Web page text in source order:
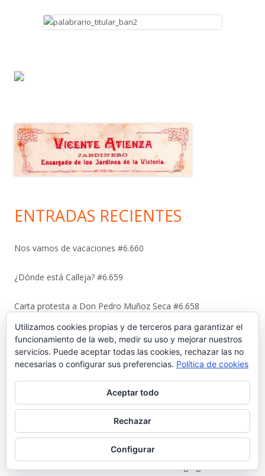
ENTRADAS RECIENTES
Nos vamos de vacaciones #6.660
¿Dónde está Calleja? #6.659
Carta protesta a Don Pedro Muñoz Seca #6.658
El antiguo campo del Racing y la iniciativa solidaria de Elías
Ahuja #6.657
Sebastián Gómez Sánchez, ‘Tani’. El frutero que ayudó a
sacar adelante a once hermanos #6.656
La viñeta de Alberto Castrelo. Se hacen fiestas a domicilio
#6.655
Utilizamos cookies propias y de terceros para garantizar el
funcionamiento de la web, medir su uso y mejorar nuestros
servicios. Puede aceptar todas las cookies, rechazar las no
necesarias o configurar sus preferencias. Política de cookies
Aceptar todo
Rechazar
Configurar